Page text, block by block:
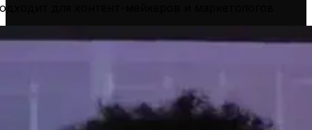
для контент-мейкеров и маркетологов